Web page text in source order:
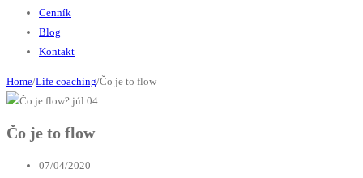
Cenník
Blog
Kontakt
Home/Life coaching/Čo je to flow
júl 04
Čo je to flow
07/04/2020